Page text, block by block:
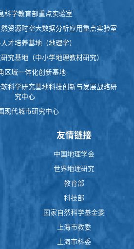
科学教育部重点实验室
资源时空大数据分析应用重点实验室
才培养基地（地理学）
究基地（中小学地理教材研究）
区域一体化创新基地
科学研究基地科技创新与发展战略研
究中心
现代城市研究中心
友情链接
中国地理学会
世界地理研究
教育部
科技部
国家自然科学基金委
上海市教委
上海市科委